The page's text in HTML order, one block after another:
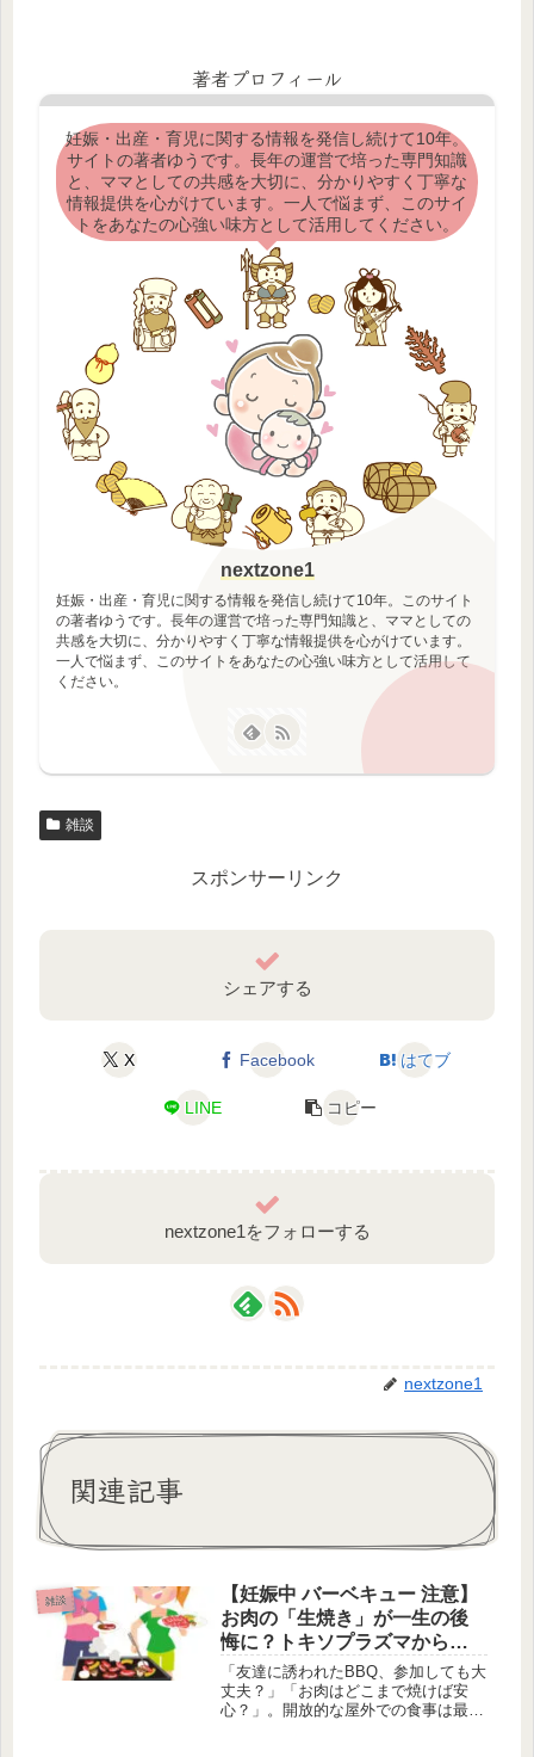
著者プロフィール
妊娠・出産・育児に関する情報を発信し続けて10年。
サイトの著者ゆうです。長年の運営で培った専門知識
と、ママとしての共感を大切に、分かりやすく丁寧な
情報提供を心がけています。一人で悩まず、このサイ
トをあなたの心強い味方として活用してください。
nextzone1
妊娠・出産・育児に関する情報を発信し続けて10年。このサイト
の著者ゆうです。長年の運営で培った専門知識と、ママとしての
共感を大切に、分かりやすく丁寧な情報提供を心がけています。
一人で悩まず、このサイトをあなたの心強い味方として活用して
ください。
雑談
スポンサーリンク
シェアする
X Facebook はてブ
LINE コピー
nextzone1をフォローする
nextzone1
関連記事
雑談
【妊娠中 バーベキュー 注意】
お肉の「生焼き」が一生の後
悔に？トキソプラズマから赤
ちゃんを守るBBQの鉄則
「友達に誘われたBBQ、参加しても大
丈夫？」「お肉はどこまで焼けば安
心？」。開放的な屋外での食事は最高